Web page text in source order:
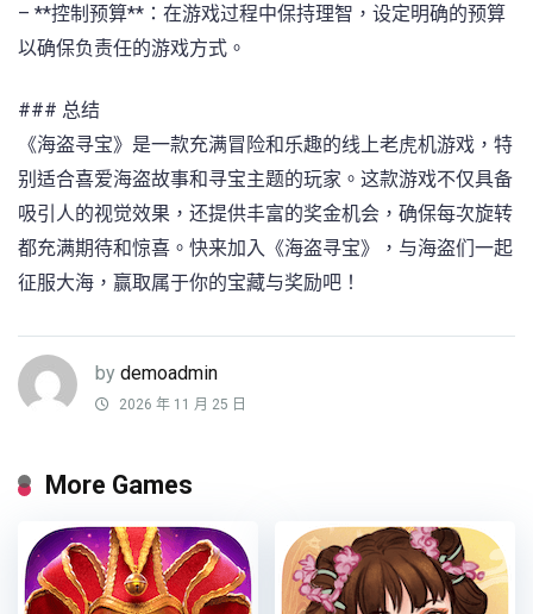
– **控制预算**：在游戏过程中保持理智，设定明确的预算
以确保负责任的游戏方式。
### 总结
《海盗寻宝》是一款充满冒险和乐趣的线上老虎机游戏，特
别适合喜爱海盗故事和寻宝主题的玩家。这款游戏不仅具备
吸引人的视觉效果，还提供丰富的奖金机会，确保每次旋转
都充满期待和惊喜。快来加入《海盗寻宝》，与海盗们一起
征服大海，赢取属于你的宝藏与奖励吧！
by demoadmin
2026 年 11 月 25 日
More Games